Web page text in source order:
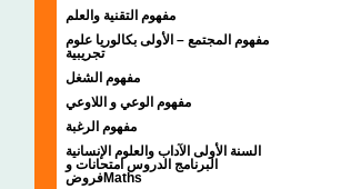
مفهوم التقنية والعلم
مفهوم المجتمع – الأولى بكالوريا علوم
تجريبية
مفهوم الشغل
مفهوم الوعي و اللاوعي
مفهوم الرغبة
السنة الأولى الآداب والعلوم الإنسانية
البرنامج الدروس امتحانات و
فروضMaths